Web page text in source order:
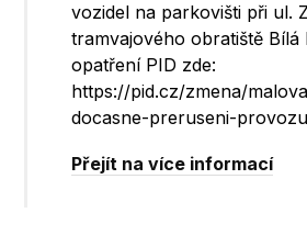
vozidel na parkovišti při ul.
tramvajového obratiště
opatření PID zde:
https://pid.cz/zmena/
docasne-preruseni-
Přejít na více informací